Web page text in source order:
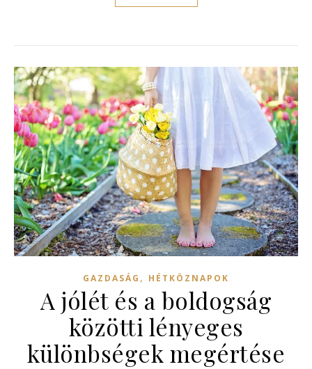
GAZDASÁG , HÉTKÖZNAPOK
A jólét és a boldogság
közötti lényeges
különbségek megértése